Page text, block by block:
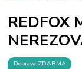
REDFOX
Doprava ZDARMA